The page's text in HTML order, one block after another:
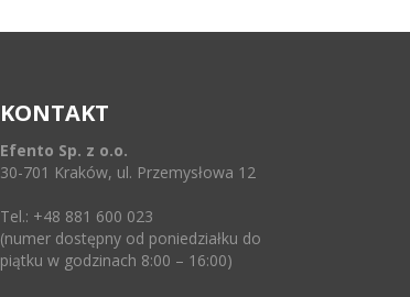
KONTAKT
Efento Sp. z o.o.
30-701 Kraków, ul. Przemysłowa 12
Tel.: +48 881 600 023
(numer dostępny od poniedziałku do
piątku w godzinach 8:00 – 16:00)